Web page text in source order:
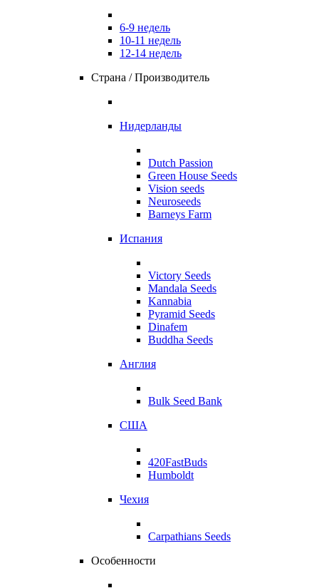
6-9 недель
10-11 недель
12-14 недель
Страна / Производитель
Нидерланды
Dutch Passion
Green House Seeds
Vision seeds
Neuroseeds
Barneys Farm
Испания
Victory Seeds
Mandala Seeds
Kannabia
Pyramid Seeds
Dinafem
Buddha Seeds
Англия
Bulk Seed Bank
США
420FastBuds
Humboldt
Чехия
Carpathians Seeds
Особенности